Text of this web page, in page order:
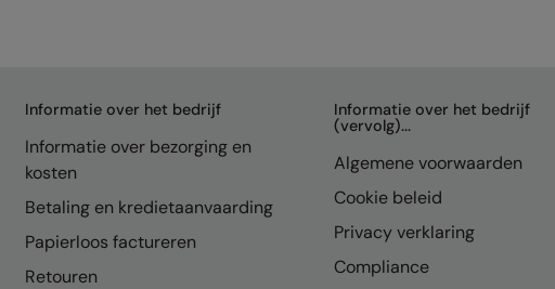
Informatie over het bedrijf
Informatie over bezorging en
kosten
Betaling en kredietaanvaarding
Papierloos factureren
Retouren
Informatie over het bedrijf
(vervolg)...
Algemene voorwaarden
Cookie beleid
Privacy verklaring
Compliance